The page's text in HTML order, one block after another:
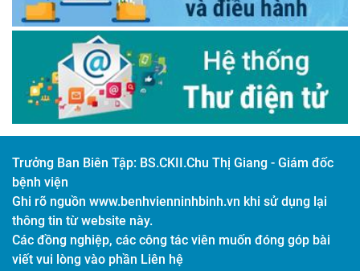
Trưởng Ban Biên Tập: BS.CKII.Chu Thị Giang - Giám đốc
bệnh viện
Ghi rõ nguồn www.benhvienninhbinh.vn khi sử dụng lại
thông tin từ website này.
Các đồng nghiệp, các công tác viên muốn đóng góp bài
viết vui lòng vào phần Liên hệ